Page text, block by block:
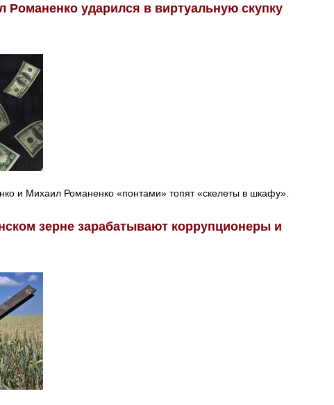
Романенко ударился в виртуальную скупку
и Михаил Романенко «понтами» топят «скелеты в шкафу».
зерне зарабатывают коррупционеры и